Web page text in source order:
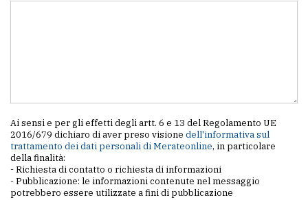
Ai sensi e per gli effetti degli artt. 6 e 13 del Regolamento UE
2016/679 dichiaro di aver preso visione dell'informativa sul
trattamento dei dati personali di Merateonline, in particolare
della finalità:
- Richiesta di contatto o richiesta di informazioni
- Pubblicazione: le informazioni contenute nel messaggio
potrebbero essere utilizzate a fini di pubblicazione